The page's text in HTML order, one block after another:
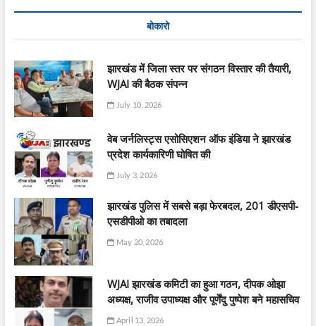
बोकारो
झारखंड में जिला स्तर पर संगठन विस्तार की तैयारी,
WJAI की बैठक संपन्न
July 10, 2026
वेब जर्नलिस्ट्स एसोसिएशन ऑफ इंडिया ने झारखंड
प्रदेश कार्यकारिणी घोषित की
July 3, 2026
झारखंड पुलिस में सबसे बड़ा फेरबदल, 201 डीएसपी-
एसडीपीओ का तबादला
May 20, 2026
WJAI झारखंड कमिटी का हुआ गठन, दीपक ओझा
अध्यक्ष, राजीव उपाध्यक्ष और पूर्णेंदु पुष्पेश बने महासचिव
April 13, 2026